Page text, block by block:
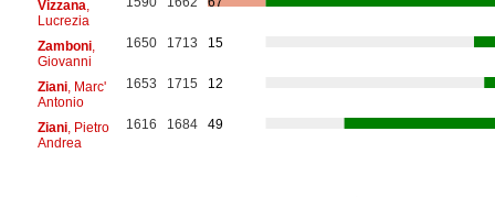
Vizzana
Lucrezia
Zamboni,
Giovanni
1650 1713 15
Ziani, Marc'
Antonio
1653 1715 12
Ziani, Pietro
Andrea
1616 1684 49